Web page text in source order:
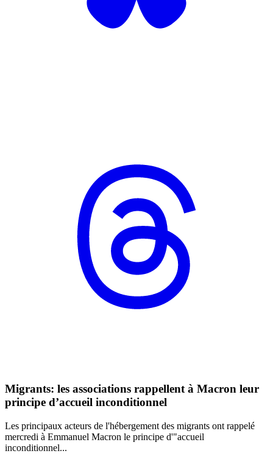
Migrants: les associations rappellent à Macron leur
principe d’accueil inconditionnel
Les principaux acteurs de l'hébergement des migrants ont rappelé
mercredi à Emmanuel Macron le principe d'"accueil
inconditionnel...